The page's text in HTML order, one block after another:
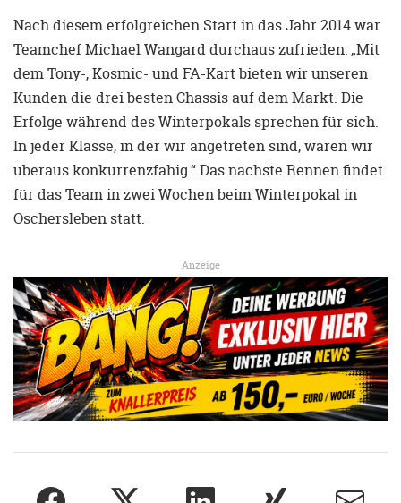
Nach diesem erfolgreichen Start in das Jahr 2014 war
Teamchef Michael Wangard durchaus zufrieden: „Mit
dem Tony-, Kosmic- und FA-Kart bieten wir unseren
Kunden die drei besten Chassis auf dem Markt. Die
Erfolge während des Winterpokals sprechen für sich.
In jeder Klasse, in der wir angetreten sind, waren wir
überaus konkurrenzfähig.“ Das nächste Rennen findet
für das Team in zwei Wochen beim Winterpokal in
Oschersleben statt.
Anzeige